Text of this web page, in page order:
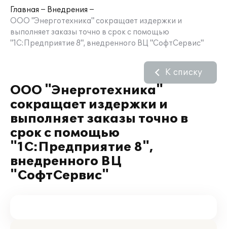
Главная
Внедрения
ООО "Энерготехника" сокращает издержки и
выполняет заказы точно в срок с помощью
"1С:Предприятие 8", внедренного ВЦ "СофтСервис"
ООО "Энерготехника"
сокращает издержки и
выполняет заказы точно в
срок с помощью
"1С:Предприятие 8",
внедренного ВЦ
"СофтСервис"
К списку